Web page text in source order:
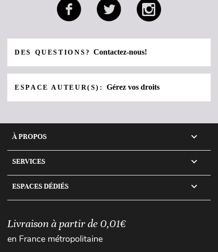
DES QUESTIONS?Contactez-nous!
ESPACE AUTEUR(S):Gérez vos droits
À PROPOS 
SERVICES 
ESPACES DÉDIÉS 
Livraison à partir de 0,01€
en France métropolitaine